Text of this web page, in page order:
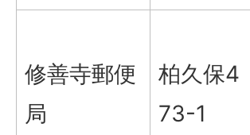
修善寺郵便
局
柏久保4
73-1